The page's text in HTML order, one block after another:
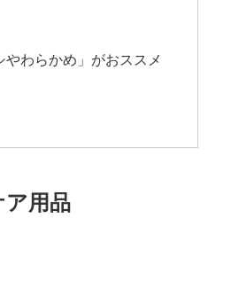
わらかめ」がおススメ
ア用品